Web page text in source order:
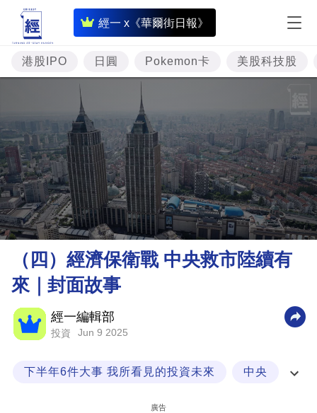
經一 x《華爾街日報》
即
時
財
經
題
投
資
樓
市
理
財
商
業
科
港股IPO 日圓 Pokemon卡 美股科技股
（四）經濟保衛戰 中央救市陸續有
來｜封面故事
經一編輯部
投資 Jun 9 2025
下半年6件大事 我所看見的投資未來 中央
廣告